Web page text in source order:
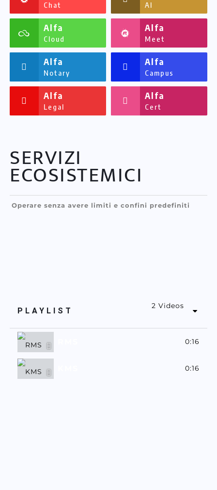
Chat AI
Alfa
Cloud
Alfa
Meet
Alfa
Notary
Alfa
Campus
Alfa
Legal
Alfa
Cert
SERVIZI
ECOSISTEMICI
Operare senza avere limiti e confini predefiniti
PLAYLIST
2 Videos
0:16
0:16